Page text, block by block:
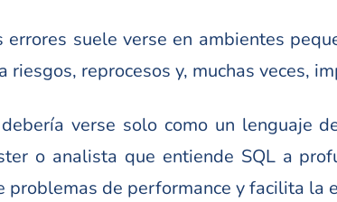
errores suele verse en ambientes
riesgos, reprocesos y, muchas veces,
verse solo como un lenguaje
o analista que entiende SQL a
problemas de performance y facilita la